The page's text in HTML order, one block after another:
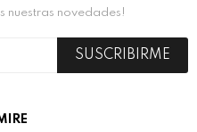
nuestras novedades!
SUSCRIBIRME